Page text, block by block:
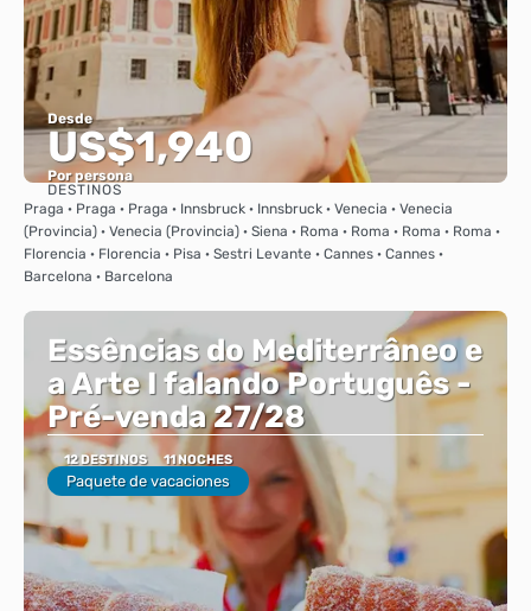
Desde
US$1,940
Por persona
Ver
DESTINOS
Praga · Praga · Praga · Innsbruck · Innsbruck · Venecia · Venecia
(Provincia) · Venecia (Provincia) · Siena · Roma · Roma · Roma · Roma ·
Florencia · Florencia · Pisa · Sestri Levante · Cannes · Cannes ·
Barcelona · Barcelona
Essências do Mediterrâneo e
a Arte I falando Português -
Pré-venda 27/28
12 DESTINOS 11 NOCHES
Paquete de vacaciones